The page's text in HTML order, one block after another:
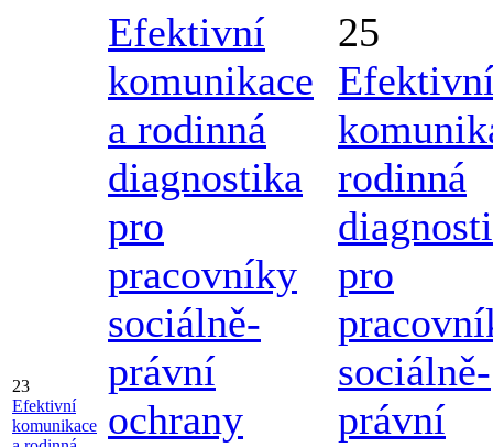
23
Efektivní
komunikace
Efektivní
komunikace
a rodinná
diagnostika
pro
pracovníky
sociálně-
právní
ochrany
25
rodinná
pro
sociálně-
právní